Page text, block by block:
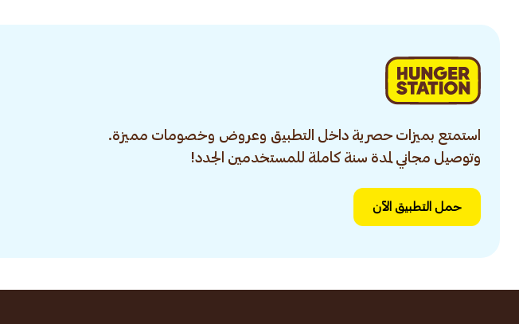
استمتع بميزات حصرية داخل التطبيق وعروض وخصومات مميزة.
وتوصيل مجاني لمدة سنة كاملة للمستخدمين الجدد!
حمل التطبيق الآن